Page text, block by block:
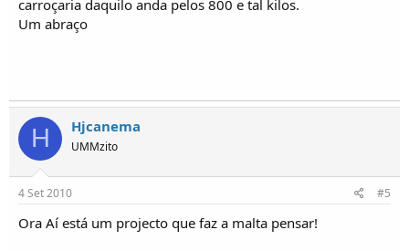
carroçaria daquilo anda pelos 800 e tal kilos.
Um abraço
H Hjcanema
UMMzito
4 Set 2010 #5
Ora Aí está um projecto que faz a malta pensar!